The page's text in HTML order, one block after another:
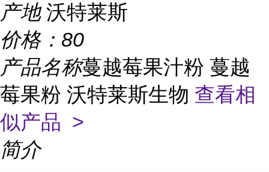
产地 沃特莱斯
价格： 80
产品名称蔓越莓果汁粉 蔓越
莓果粉 沃特莱斯生物 查看相
似产品 >
简介